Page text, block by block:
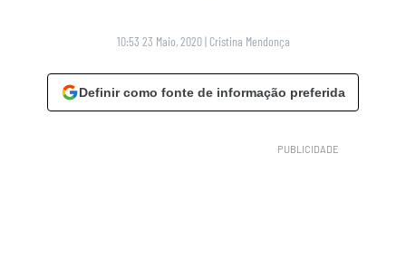
10:53 23 Maio, 2020 | Cristina Mendonça
Definir como fonte de informação preferida